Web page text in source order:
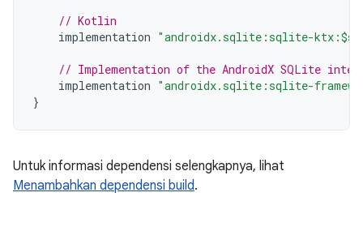
// Kotlin
implementation "androidx.sqlite:sqlite-
// Implementation of the AndroidX SQLite
implementation "androidx.sqlite:sqlite-
}
Untuk informasi dependensi selengkapnya, lihat
Menambahkan dependensi build.